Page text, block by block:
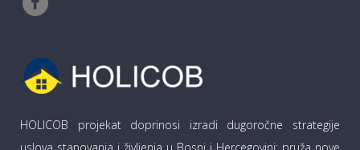
HOLICOB projekat doprinosi izradi dugoročne strategije